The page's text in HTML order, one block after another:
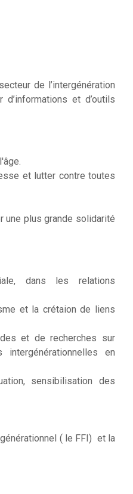
de l’intergénération
et d’outils
et lutter contre toutes
une plus grande solidarité
dans les relations
et la crétaion de liens
et de recherches sur
en
sensibilisation des
( le FFI) et la